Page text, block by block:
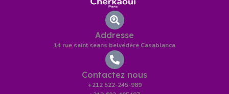
Addresse
14 rue saint seans belvédère Casablanca
Contactez nous
+212 522-245-989